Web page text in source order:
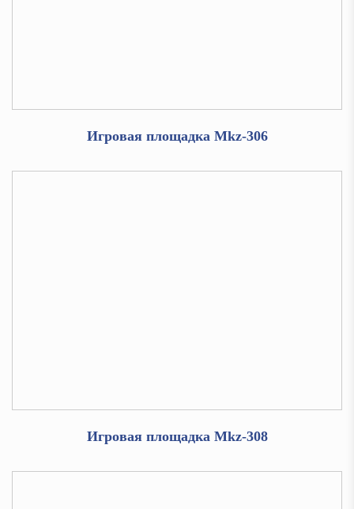
Игровая площадка Mkz-306
Игровая площадка Mkz-308